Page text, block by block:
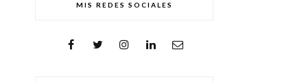
MIS REDES SOCIALES